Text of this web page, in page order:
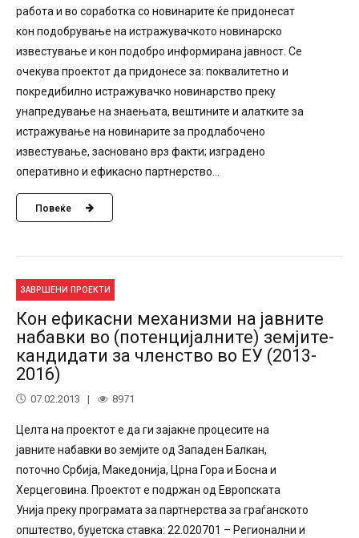
работа и во соработка со новинарите ќе придонесат
кон подобрување на истражувачкото новинарско
известување и кон подобро информирана јавност. Се
очекува проектот да придонесе за: поквалитетно и
покредибилно истражувачко новинарство преку
унапредување на знаењата, вештините и алатките за
истражување на новинарите за продлабочено
известување, засновано врз факти; изградено
оперативно и ефикасно партнерство...
Повеќе
ЗАВРШЕНИ ПРОЕКТИ
Кон ефикасни механизми на јавните
набавки во (потенцијалните) земјите-
кандидати за членство во ЕУ (2013-
2016)
07.02.2013 8971
Целта на проектот е да ги зајакне процесите на
јавните набавки во земјите од Западен Балкан,
поточно Србија, Македонија, Црна Гора и Босна и
Херцеговина. Проектот е подржан од Европската
Унија преку програмата за партнерства за граѓанското
општество, буџетска ставка: 22.020701 – Регионални и